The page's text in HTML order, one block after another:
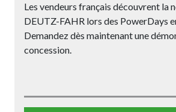
Les vendeurs français découvrent la
DEUTZ-FAHR lors des PowerDays
Demandez dès maintenant une
concession.